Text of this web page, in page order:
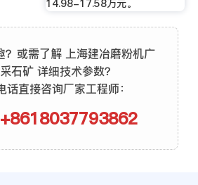
14.98-17.58万元。
？或需了解 上海建冶磨粉机广
石矿 详细技术参数？
话直接咨询厂家工程师：
+8618037793862